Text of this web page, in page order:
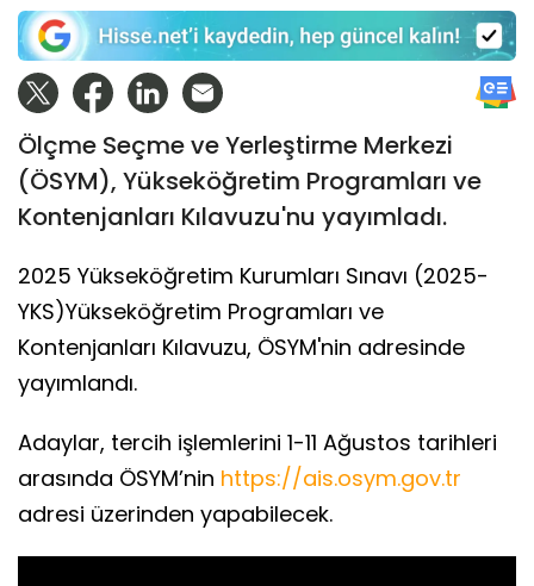
Ölçme Seçme ve Yerleştirme Merkezi
(ÖSYM), Yükseköğretim Programları ve
Kontenjanları Kılavuzu'nu yayımladı.
2025 Yükseköğretim Kurumları Sınavı (2025-
YKS)Yükseköğretim Programları ve
Kontenjanları Kılavuzu, ÖSYM'nin adresinde
yayımlandı.
Adaylar, tercih işlemlerini 1-11 Ağustos tarihleri
arasında ÖSYM’nin https://ais.osym.gov.tr
adresi üzerinden yapabilecek.